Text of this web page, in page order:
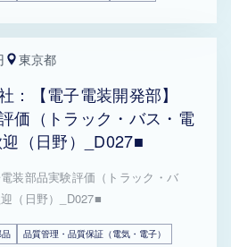
東京都
：【電子電装開発部】
価（トラック・バス・電
（日野）_D027■
装部品実験評価（トラック・バ
（日野）_D027■
品
品質管理・品質保証（電気・電子）